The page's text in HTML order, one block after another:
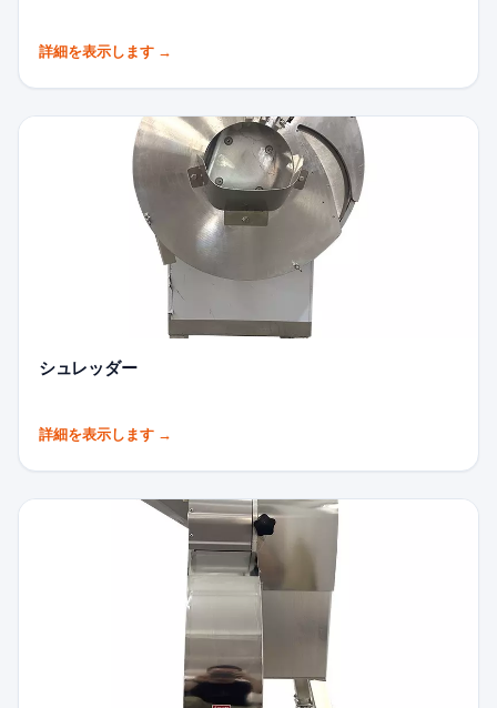
詳細を表示します →
シュレッダー
詳細を表示します →